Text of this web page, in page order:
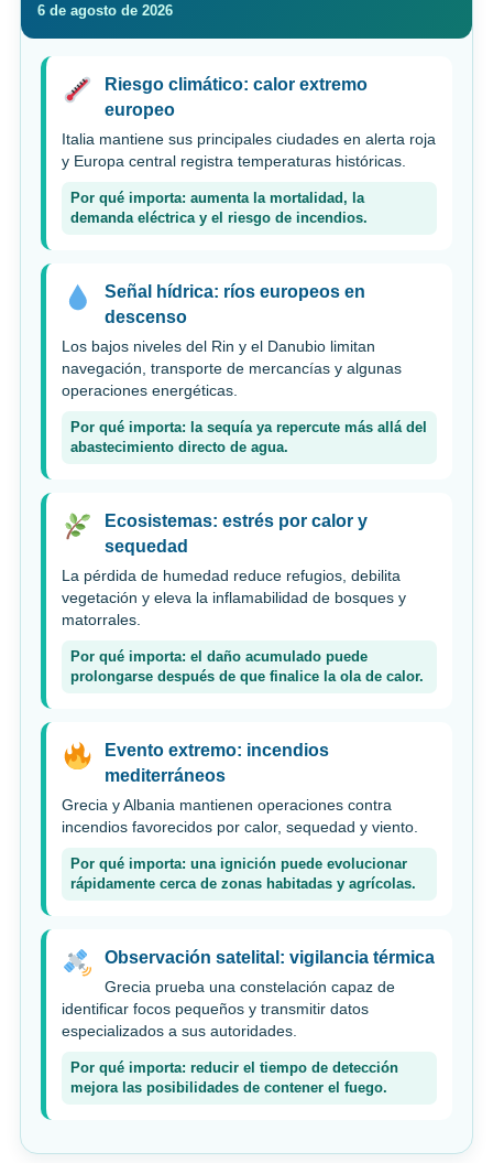
6 de agosto de 2026
Riesgo climático: calor extremo
europeo
Italia mantiene sus principales ciudades en alerta roja
y Europa central registra temperaturas históricas.
Por qué importa: aumenta la mortalidad, la
demanda eléctrica y el riesgo de incendios.
Señal hídrica: ríos europeos en
descenso
Los bajos niveles del Rin y el Danubio limitan
navegación, transporte de mercancías y algunas
operaciones energéticas.
Por qué importa: la sequía ya repercute más allá del
abastecimiento directo de agua.
Ecosistemas: estrés por calor y
sequedad
La pérdida de humedad reduce refugios, debilita
vegetación y eleva la inflamabilidad de bosques y
matorrales.
Por qué importa: el daño acumulado puede
prolongarse después de que finalice la ola de calor.
Evento extremo: incendios
mediterráneos
Grecia y Albania mantienen operaciones contra
incendios favorecidos por calor, sequedad y viento.
Por qué importa: una ignición puede evolucionar
rápidamente cerca de zonas habitadas y agrícolas.
Observación satelital: vigilancia térmica
Grecia prueba una constelación capaz de
identificar focos pequeños y transmitir datos
especializados a sus autoridades.
Por qué importa: reducir el tiempo de detección
mejora las posibilidades de contener el fuego.